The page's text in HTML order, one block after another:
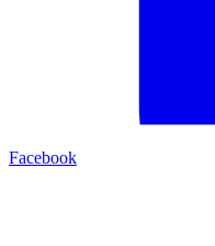
Facebook